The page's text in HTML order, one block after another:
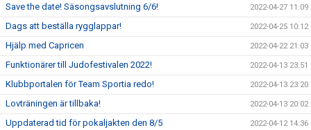
Save the date! Säsongsavslutning 6/6! 2022-04-27 11:09
Dags att beställa rygglappar! 2022-04-25 10:12
Hjälp med Capricen 2022-04-22 21:03
Funktionärer till Judofestivalen 2022! 2022-04-13 23:51
Klubbportalen för Team Sportia redo! 2022-04-13 23:20
Lovträningen är tillbaka! 2022-04-13 20:02
Uppdaterad tid för pokaljakten den 8/5 2022-04-12 14:36